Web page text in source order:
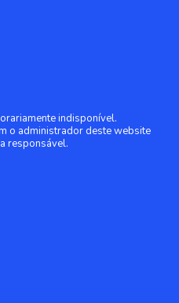
indisponível.
o administrador deste website
responsável.